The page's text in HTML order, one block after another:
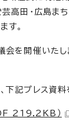
芸高田・広島ま
す。
会を開催いたし
下記プレス資料
219.2KB）